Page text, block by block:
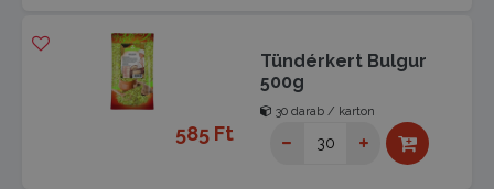
Tündérkert Bulgur
500g
30 darab / karton
585 Ft